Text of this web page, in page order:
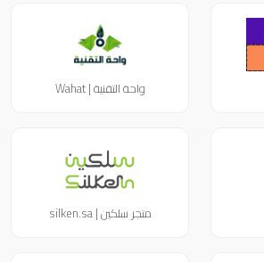
واحة التقنية | Wahat
متجر سلكين | silken.sa